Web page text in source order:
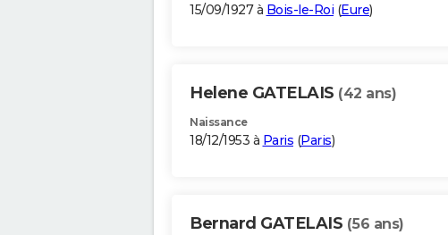
15/09/1927 à Bois-le-Roi (Eure)
Helene GATELAIS (42 ans)
Naissance
18/12/1953 à Paris (Paris)
Bernard GATELAIS (56 ans)